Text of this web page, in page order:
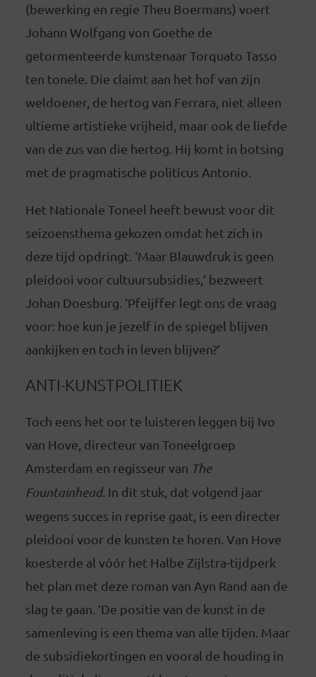
(bewerking en regie Theu Boermans) voert
Johann Wolfgang von Goethe de
getormenteerde kunstenaar Torquato Tasso
ten tonele. Die claimt aan het hof van zijn
weldoener, de hertog van Ferrara, niet alleen
ultieme artistieke vrijheid, maar ook de liefde
van de zus van die hertog. Hij komt in botsing
met de pragmatische politicus Antonio.
Het Nationale Toneel heeft bewust voor dit
seizoensthema gekozen omdat het zich in
deze tijd opdringt. ‘Maar Blauwdruk is geen
pleidooi voor cultuursubsidies,’ bezweert
Johan Doesburg. ‘Pfeijffer legt ons de vraag
voor: hoe kun je jezelf in de spiegel blijven
aankijken en toch in leven blijven?’
ANTI-KUNSTPOLITIEK
Toch eens het oor te luisteren leggen bij Ivo
van Hove, directeur van Toneelgroep
Amsterdam en regisseur van The
Fountainhead. In dit stuk, dat volgend jaar
wegens succes in reprise gaat, is een directer
pleidooi voor de kunsten te horen. Van Hove
koesterde al vóór het Halbe Zijlstra-tijdperk
het plan met deze roman van Ayn Rand aan de
slag te gaan. ‘De positie van de kunst in de
samenleving is een thema van alle tijden. Maar
de subsidiekortingen en vooral de houding in